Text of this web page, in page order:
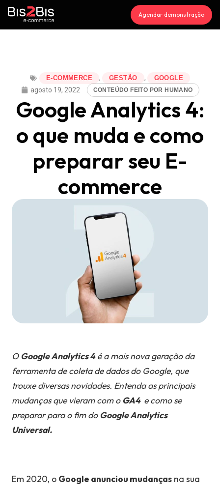
Agendar demonstração
E-COMMERCE , GESTÃO , GOOGLE
agosto 19, 2022 CONTEÚDO FEITO POR HUMANO
Google Analytics 4:
o que muda e como
preparar seu E-
commerce
O Google Analytics 4é a mais nova geração da
ferramenta de coleta de dados do Google, que
trouxe diversas novidades. Entenda as principais
mudanças que vieram com o GA4 e como se
preparar para o fim do Google Analytics
Universal.
Em 2020, o Google anunciou mudanças na sua